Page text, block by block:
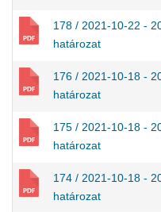
178 / 2021-10-22 -
határozat
176 / 2021-10-18 -
határozat
175 / 2021-10-18 -
határozat
174 / 2021-10-18 -
határozat